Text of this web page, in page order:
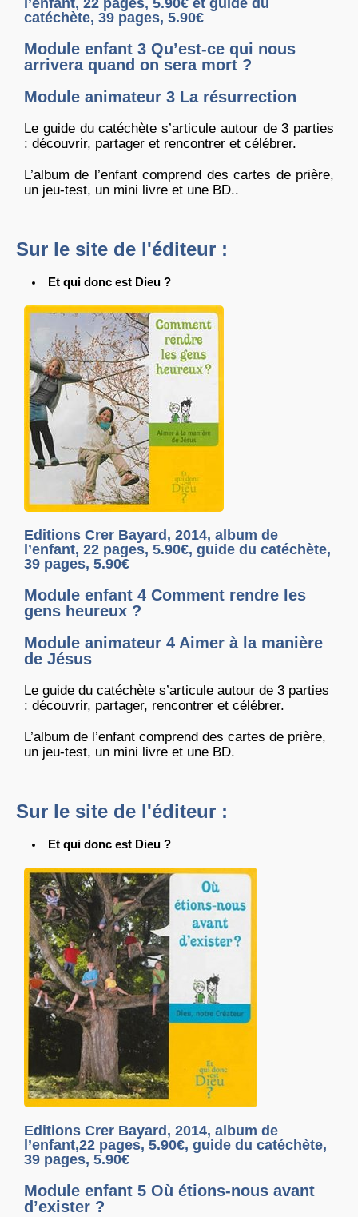
l’enfant, 22 pages, 5.90€ et guide du
catéchète, 39 pages, 5.90€
Module enfant 3 Qu’est-ce qui nous
arrivera quand on sera mort ?
Module animateur 3 La résurrection
Le guide du catéchète s’articule autour de 3 parties
: découvrir, partager et rencontrer et célébrer.
L’album de l’enfant comprend des cartes de prière,
un jeu-test, un mini livre et une BD..
Sur le site de l'éditeur :
Et qui donc est Dieu ?
Editions Crer Bayard, 2014, album de
l’enfant, 22 pages, 5.90€, guide du catéchète,
39 pages, 5.90€
Module enfant 4 Comment rendre les
gens heureux ?
Module animateur 4 Aimer à la manière
de Jésus
Le guide du catéchète s’articule autour de 3 parties
: découvrir, partager, rencontrer et célébrer.
L’album de l’enfant comprend des cartes de prière,
un jeu-test, un mini livre et une BD.
Sur le site de l'éditeur :
Et qui donc est Dieu ?
Editions Crer Bayard, 2014, album de
l’enfant,22 pages, 5.90€, guide du catéchète,
39 pages, 5.90€
Module enfant 5 Où étions-nous avant
d’exister ?